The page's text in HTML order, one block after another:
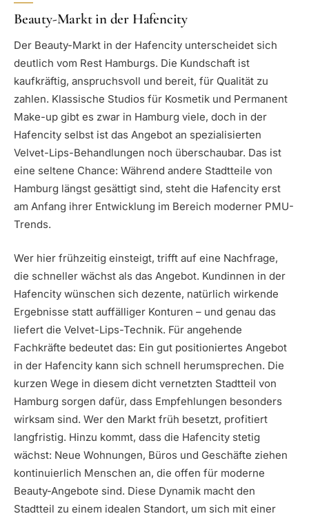
Beauty-Markt in der Hafencity
Der Beauty-Markt in der Hafencity unterscheidet sich
deutlich vom Rest Hamburgs. Die Kundschaft ist
kaufkräftig, anspruchsvoll und bereit, für Qualität zu
zahlen. Klassische Studios für Kosmetik und Permanent
Make-up gibt es zwar in Hamburg viele, doch in der
Hafencity selbst ist das Angebot an spezialisierten
Velvet-Lips-Behandlungen noch überschaubar. Das ist
eine seltene Chance: Während andere Stadtteile von
Hamburg längst gesättigt sind, steht die Hafencity erst
am Anfang ihrer Entwicklung im Bereich moderner PMU-
Trends.
Wer hier frühzeitig einsteigt, trifft auf eine Nachfrage,
die schneller wächst als das Angebot. Kundinnen in der
Hafencity wünschen sich dezente, natürlich wirkende
Ergebnisse statt auffälliger Konturen – und genau das
liefert die Velvet-Lips-Technik. Für angehende
Fachkräfte bedeutet das: Ein gut positioniertes Angebot
in der Hafencity kann sich schnell herumsprechen. Die
kurzen Wege in diesem dicht vernetzten Stadtteil von
Hamburg sorgen dafür, dass Empfehlungen besonders
wirksam sind. Wer den Markt früh besetzt, profitiert
langfristig. Hinzu kommt, dass die Hafencity stetig
wächst: Neue Wohnungen, Büros und Geschäfte ziehen
kontinuierlich Menschen an, die offen für moderne
Beauty-Angebote sind. Diese Dynamik macht den
Stadtteil zu einem idealen Standort, um sich mit einer